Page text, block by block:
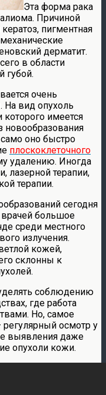
Эта форма рака
Причиной
пигментная
дерматит.
в области
губой.
очень
На вид опухоль
которого имеется
новообразования
само оно быстро
плоскоклеточного
удалению. Иногда
лазерной терапии,
терапии.
сегодня
большое
среди местного
излучения.
кожей,
склонны к
соблюдению
где работа
Но, самое
осмотр у
выявления даже
опухоли кожи.